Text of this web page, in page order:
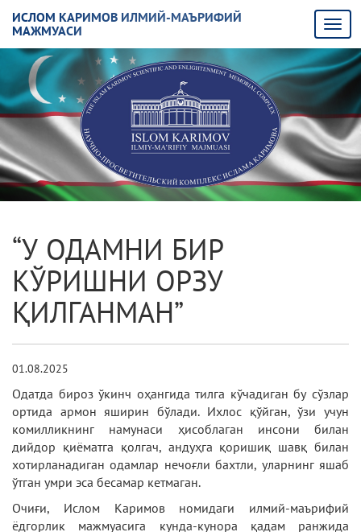
ИСЛОМ КАРИМОВ ИЛМИЙ-МАЪРИФИЙ
МАЖМУАСИ
“У ОДАМНИ БИР
КЎРИШНИ ОРЗУ
ҚИЛГАНМАН”
01.08.2025
Одатда бироз ўкинч оҳангида тилга кўчадиган бу сўзлар
ортида армон яширин бўлади. Ихлос қўйган, ўзи учун
комилликнинг намунаси ҳисоблаган инсони билан
дийдор қиёматга қолгач, андуҳга қоришиқ шавқ билан
хотирланадиган одамлар нечоғли бахтли, уларнинг яшаб
ўтган умри эса бесамар кетмаган.
Очиғи, Ислом Каримов номидаги илмий-маърифий
ёдгорлик мажмуасига кунда-кунора қадам ранжида